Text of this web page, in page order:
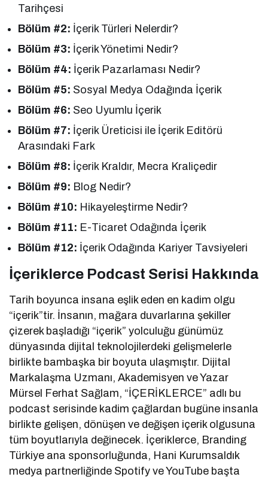
Tarihçesi
Bölüm #2: İçerik Türleri Nelerdir?
Bölüm #3: İçerik Yönetimi Nedir?
Bölüm #4: İçerik Pazarlaması Nedir?
Bölüm #5: Sosyal Medya Odağında İçerik
Bölüm #6: Seo Uyumlu İçerik
Bölüm #7: İçerik Üreticisi ile İçerik Editörü
Arasındaki Fark
Bölüm #8: İçerik Kraldır, Mecra Kraliçedir
Bölüm #9: Blog Nedir?
Bölüm #10: Hikayeleştirme Nedir?
Bölüm #11: E-Ticaret Odağında İçerik
Bölüm #12: İçerik Odağında Kariyer Tavsiyeleri
İçeriklerce Podcast Serisi Hakkında
Tarih boyunca insana eşlik eden en kadim olgu
“içerik”tir. İnsanın, mağara duvarlarına şekiller
çizerek başladığı “içerik” yolculuğu günümüz
dünyasında dijital teknolojilerdeki gelişmelerle
birlikte bambaşka bir boyuta ulaşmıştır. Dijital
Markalaşma Uzmanı, Akademisyen ve Yazar
Mürsel Ferhat Sağlam, “İÇERİKLERCE” adlı bu
podcast serisinde kadim çağlardan bugüne insanla
birlikte gelişen, dönüşen ve değişen içerik olgusuna
tüm boyutlarıyla değinecek. İçeriklerce, Branding
Türkiye ana sponsorluğunda, Hani Kurumsaldık
medya partnerliğinde Spotify ve YouTube başta